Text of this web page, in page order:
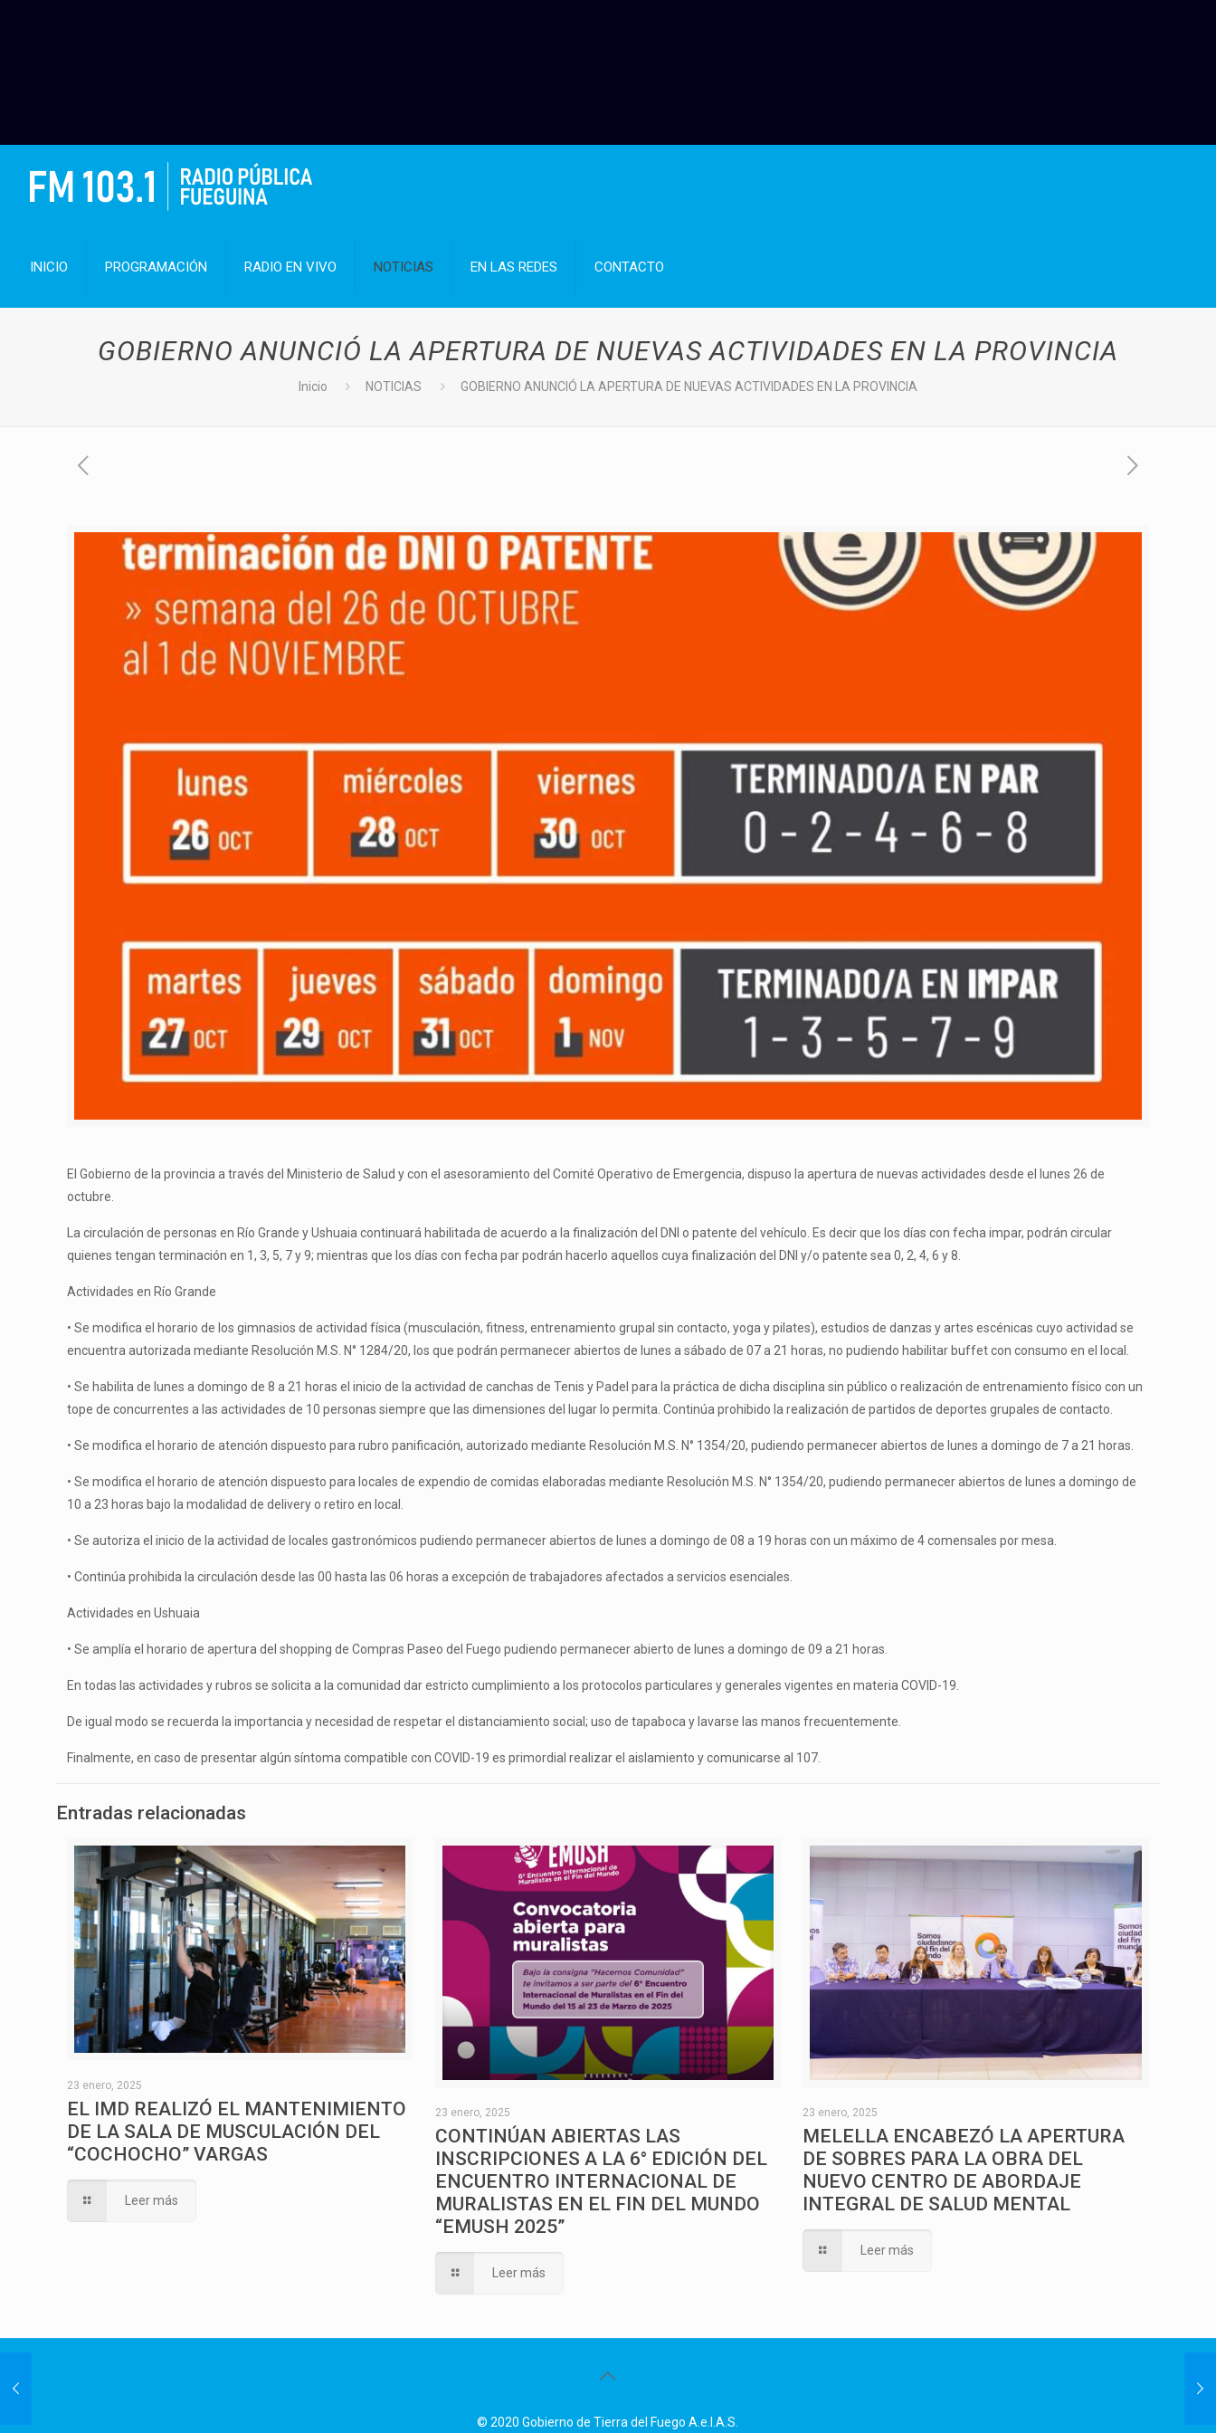
INICIO PROGRAMACIÓN RADIO EN VIVO NOTICIAS EN LAS REDES CONTACTO
GOBIERNO ANUNCIÓ LA APERTURA DE NUEVAS ACTIVIDADES EN LA PROVINCIA
Inicio NOTICIAS GOBIERNO ANUNCIÓ LA APERTURA DE NUEVAS ACTIVIDADES EN LA PROVINCIA
El Gobierno de la provincia a través del Ministerio de Salud y con el asesoramiento del Comité Operativo de Emergencia, dispuso la apertura de nuevas actividades desde el lunes 26 de
octubre.
La circulación de personas en Río Grande y Ushuaia continuará habilitada de acuerdo a la finalización del DNI o patente del vehículo. Es decir que los días con fecha impar, podrán circular
quienes tengan terminación en 1, 3, 5, 7 y 9; mientras que los días con fecha par podrán hacerlo aquellos cuya finalización del DNI y/o patente sea 0, 2, 4, 6 y 8.
Actividades en Río Grande
• Se modifica el horario de los gimnasios de actividad física (musculación, fitness, entrenamiento grupal sin contacto, yoga y pilates), estudios de danzas y artes escénicas cuyo actividad se
encuentra autorizada mediante Resolución M.S. N° 1284/20, los que podrán permanecer abiertos de lunes a sábado de 07 a 21 horas, no pudiendo habilitar buffet con consumo en el local.
• Se habilita de lunes a domingo de 8 a 21 horas el inicio de la actividad de canchas de Tenis y Padel para la práctica de dicha disciplina sin público o realización de entrenamiento físico con un
tope de concurrentes a las actividades de 10 personas siempre que las dimensiones del lugar lo permita. Continúa prohibido la realización de partidos de deportes grupales de contacto.
• Se modifica el horario de atención dispuesto para rubro panificación, autorizado mediante Resolución M.S. N° 1354/20, pudiendo permanecer abiertos de lunes a domingo de 7 a 21 horas.
• Se modifica el horario de atención dispuesto para locales de expendio de comidas elaboradas mediante Resolución M.S. N° 1354/20, pudiendo permanecer abiertos de lunes a domingo de
10 a 23 horas bajo la modalidad de delivery o retiro en local.
• Se autoriza el inicio de la actividad de locales gastronómicos pudiendo permanecer abiertos de lunes a domingo de 08 a 19 horas con un máximo de 4 comensales por mesa.
• Continúa prohibida la circulación desde las 00 hasta las 06 horas a excepción de trabajadores afectados a servicios esenciales.
Actividades en Ushuaia
• Se amplía el horario de apertura del shopping de Compras Paseo del Fuego pudiendo permanecer abierto de lunes a domingo de 09 a 21 horas.
En todas las actividades y rubros se solicita a la comunidad dar estricto cumplimiento a los protocolos particulares y generales vigentes en materia COVID-19.
De igual modo se recuerda la importancia y necesidad de respetar el distanciamiento social; uso de tapaboca y lavarse las manos frecuentemente.
Finalmente, en caso de presentar algún síntoma compatible con COVID-19 es primordial realizar el aislamiento y comunicarse al 107.
Entradas relacionadas
23 enero, 2025
EL IMD REALIZÓ EL MANTENIMIENTO
DE LA SALA DE MUSCULACIÓN DEL
“COCHOCHO” VARGAS
Leer más
23 enero, 2025
CONTINÚAN ABIERTAS LAS
INSCRIPCIONES A LA 6° EDICIÓN DEL
ENCUENTRO INTERNACIONAL DE
MURALISTAS EN EL FIN DEL MUNDO
“EMUSH 2025”
Leer más
23 enero, 2025
MELELLA ENCABEZÓ LA APERTURA
DE SOBRES PARA LA OBRA DEL
NUEVO CENTRO DE ABORDAJE
INTEGRAL DE SALUD MENTAL
Leer más
© 2020 Gobierno de Tierra del Fuego A.e.I.A.S.